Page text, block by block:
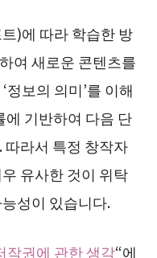
)에 따라 학습한 방
여 새로운 콘텐츠를
정보의 의미’를 이해
기반하여 다음 단
따라서 특정 창작자
유사한 것이 위탁
성이 있습니다.
작권에 관한 생각“에